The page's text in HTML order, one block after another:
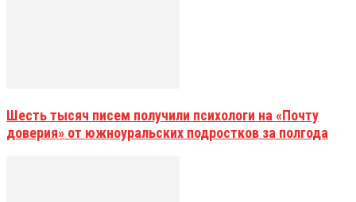
Шесть тысяч писем получили психологи на «Почту
доверия» от южноуральских подростков за полгода